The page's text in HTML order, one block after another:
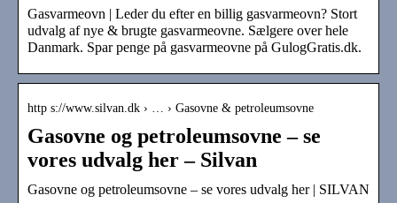
Gasvarmeovn | Leder du efter en billig gasvarmeovn? Stort
udvalg af nye & brugte gasvarmeovne. Sælgere over hele
Danmark. Spar penge på gasvarmeovne på GulogGratis.dk.
http s://www.silvan.dk › … › Gasovne & petroleumsovne
Gasovne og petroleumsovne – se
vores udvalg her – Silvan
Gasovne og petroleumsovne – se vores udvalg her | SILVAN